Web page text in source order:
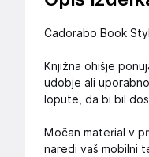
Cadorabo Book
Knjižna ohišje
udobje ali
lopute, da bi bil
Močan material v
naredi vaš mobilni